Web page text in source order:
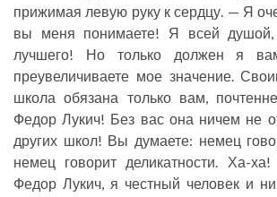
прижимая левую руку к сердцу. — Я
вы меня понимаете! Я всей
лучшего! Но только должен я
преувеличиваете мое значение.
школа обязана только вам,
Федор Лукич! Без вас она ничем не
других школ! Вы думаете: немец
немец говорит деликатности. Ха-
Федор Лукич, я честный человек и